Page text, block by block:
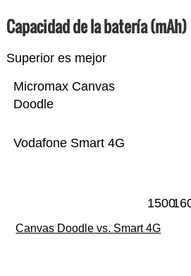
Capacidad de la batería (mAh)
Superior es mejor
Vodafone Smart 4G
Micromax Canvas
Doodle
1500
Canvas Doodle vs. Smart 4G